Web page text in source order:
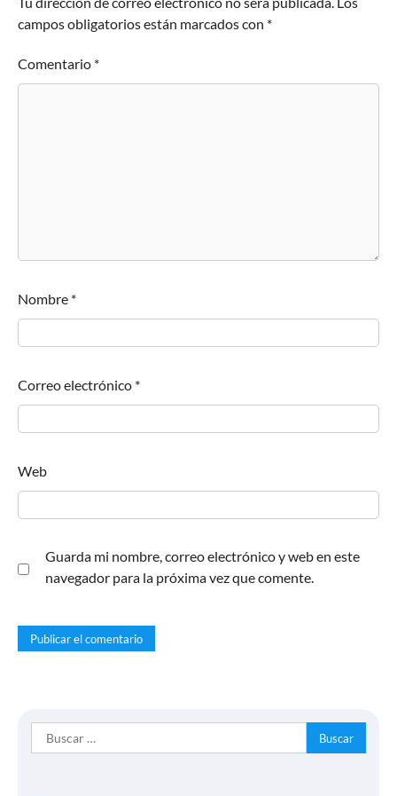
campos obligatorios están marcados con *
Comentario *
Nombre *
Correo electrónico *
Web
Guarda mi nombre, correo electrónico y web en este
navegador para la próxima vez que comente.
Buscar: